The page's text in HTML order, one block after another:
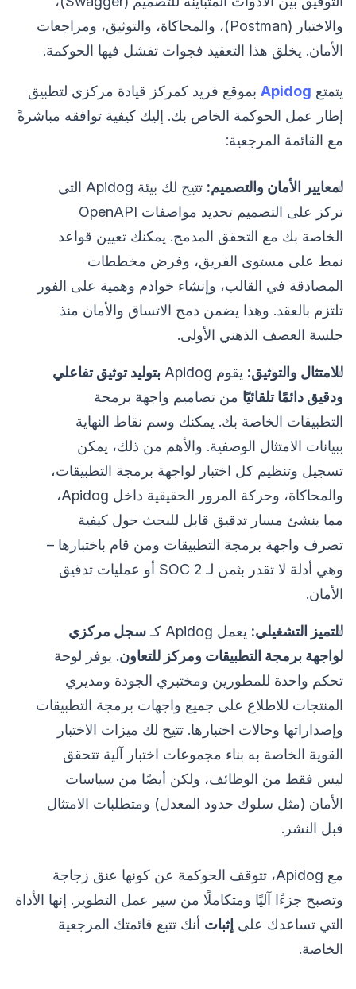
والاختبار (Postman)، والمحاكاة، والتوثيق، ومراجعات
الأمان. يخلق هذا التعقيد فجوات تفشل فيها الحوكمة.
يتمتع Apidog بموقع فريد كمركز قيادة مركزي لتطبيق
إطار عمل الحوكمة الخاص بك. إليك كيفية توافقه مباشرةً
مع القائمة المرجعية:
لمعايير الأمان والتصميم:
تتيح لك بيئة Apidog التي
تركز على التصميم تحديد مواصفات OpenAPI
الخاصة بك مع التحقق المدمج. يمكنك تعيين قواعد
نمط على مستوى الفريق، وفرض مخططات
المصادقة في القالب، وإنشاء خوادم وهمية على الفور
تلتزم بالعقد. وهذا يضمن دمج الاتساق والأمان منذ
جلسة العصف الذهني الأولى.
للامتثال والتوثيق: يقوم Apidog
بتوليد توثيق تفاعلي
ودقيق دائمًا تلقائيًا من تصاميم واجهة برمجة
التطبيقات الخاصة بك. يمكنك وسم نقاط النهاية
ببيانات الامتثال الوصفية. والأهم من ذلك، يمكن
تسجيل وتنظيم كل اختبار لواجهة برمجة التطبيقات،
والمحاكاة، وحركة المرور الحقيقية داخل Apidog،
مما ينشئ مسار تدقيق قابل للبحث حول كيفية
تصرف واجهة برمجة التطبيقات ومن قام باختبارها –
وهي أدلة لا تقدر بثمن لـ SOC 2 أو عمليات تدقيق
الأمان.
للتميز التشغيلي: يعمل Apidog كـ
سجل مركزي
لواجهة برمجة التطبيقات ومركز للتعاون. يوفر لوحة
تحكم واحدة للمطورين ومختبري الجودة ومديري
المنتجات للاطلاع على جميع واجهات برمجة التطبيقات
وإصداراتها وحالات اختبارها. تتيح لك ميزات الاختبار
القوية الخاصة به بناء مجموعات اختبار آلية تتحقق
ليس فقط من الوظائف، ولكن أيضًا من سياسات
الأمان (مثل سلوك حدود المعدل) ومتطلبات الامتثال
قبل النشر.
مع Apidog، تتوقف الحوكمة عن كونها عنق زجاجة
وتصبح جزءًا آليًا ومتكاملًا من سير عمل التطوير. إنها الأداة
التي تساعدك على إثبات أنك تتبع قائمتك المرجعية
الخاصة.